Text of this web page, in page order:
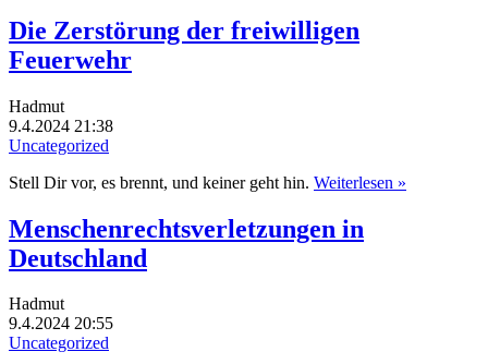
Die Zerstörung der freiwilligen
Feuerwehr
Hadmut
9.4.2024 21:38
Uncategorized
Stell Dir vor, es brennt, und keiner geht hin. Weiterlesen »
Menschenrechtsverletzungen in
Deutschland
Hadmut
9.4.2024 20:55
Uncategorized